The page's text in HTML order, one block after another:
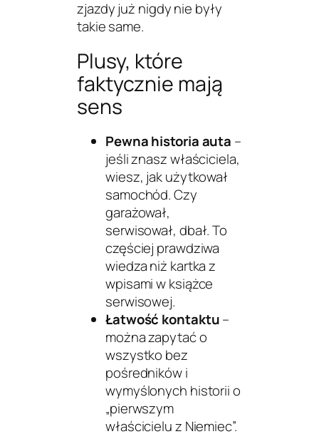
zjazdy już nigdy nie były
takie same.
Plusy, które
faktycznie mają
sens
Pewna historia auta –
jeśli znasz właściciela,
wiesz, jak użytkował
samochód. Czy
garażował,
serwisował, dbał. To
częściej prawdziwa
wiedza niż kartka z
wpisami w książce
serwisowej.
Łatwość kontaktu–
można zapytać o
wszystko bez
pośredników i
wymyślonych historii o
„pierwszym
właścicielu z Niemiec”.